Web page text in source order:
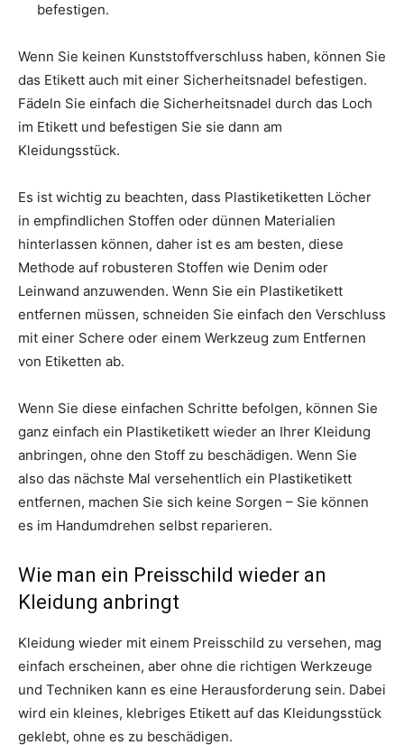
befestigen.
Wenn Sie keinen Kunststoffverschluss haben, können Sie
das Etikett auch mit einer Sicherheitsnadel befestigen.
Fädeln Sie einfach die Sicherheitsnadel durch das Loch
im Etikett und befestigen Sie sie dann am
Kleidungsstück.
Es ist wichtig zu beachten, dass Plastiketiketten Löcher
in empfindlichen Stoffen oder dünnen Materialien
hinterlassen können, daher ist es am besten, diese
Methode auf robusteren Stoffen wie Denim oder
Leinwand anzuwenden. Wenn Sie ein Plastiketikett
entfernen müssen, schneiden Sie einfach den Verschluss
mit einer Schere oder einem Werkzeug zum Entfernen
von Etiketten ab.
Wenn Sie diese einfachen Schritte befolgen, können Sie
ganz einfach ein Plastiketikett wieder an Ihrer Kleidung
anbringen, ohne den Stoff zu beschädigen. Wenn Sie
also das nächste Mal versehentlich ein Plastiketikett
entfernen, machen Sie sich keine Sorgen – Sie können
es im Handumdrehen selbst reparieren.
Wie man ein Preisschild wieder an
Kleidung anbringt
Kleidung wieder mit einem Preisschild zu versehen, mag
einfach erscheinen, aber ohne die richtigen Werkzeuge
und Techniken kann es eine Herausforderung sein. Dabei
wird ein kleines, klebriges Etikett auf das Kleidungsstück
geklebt, ohne es zu beschädigen.